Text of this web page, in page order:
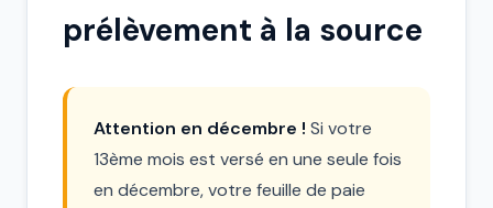
prélèvement à la source
Attention en décembre ! Si votre
13ème mois est versé en une seule fois
en décembre, votre feuille de paie